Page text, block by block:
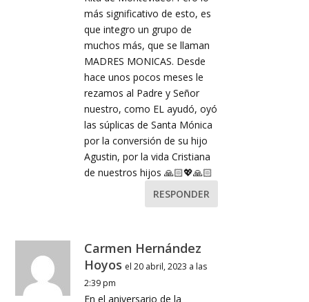
más significativo de esto, es
que integro un grupo de
muchos más, que se llaman
MADRES MONICAS. Desde
hace unos pocos meses le
rezamos al Padre y Señor
nuestro, como EL ayudó, oyó
las súplicas de Santa Mónica
por la conversión de su hijo
Agustin, por la vida Cristiana
de nuestros hijos 🙏🏻💖🙏🏻
RESPONDER
Carmen Hernández
Hoyos el 20 abril, 2023 a las
2:39 pm
En el aniversario de la